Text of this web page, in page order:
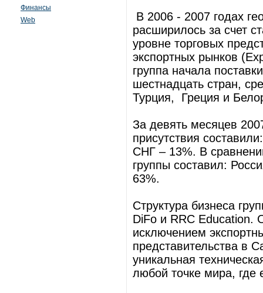
Финансы
Web
В 2006 - 2007 годах
расширилось за счет
уровне торговых
экспортных рынков
группа начала
шестнадцать стран,
Турция, Греция и
За девять месяцев
присутствия
СНГ – 13%. В
группы составил:
63%.
Структура бизнеса
DiFo и RRC Education.
исключением
представительства в
уникальная
любой точке мира, где